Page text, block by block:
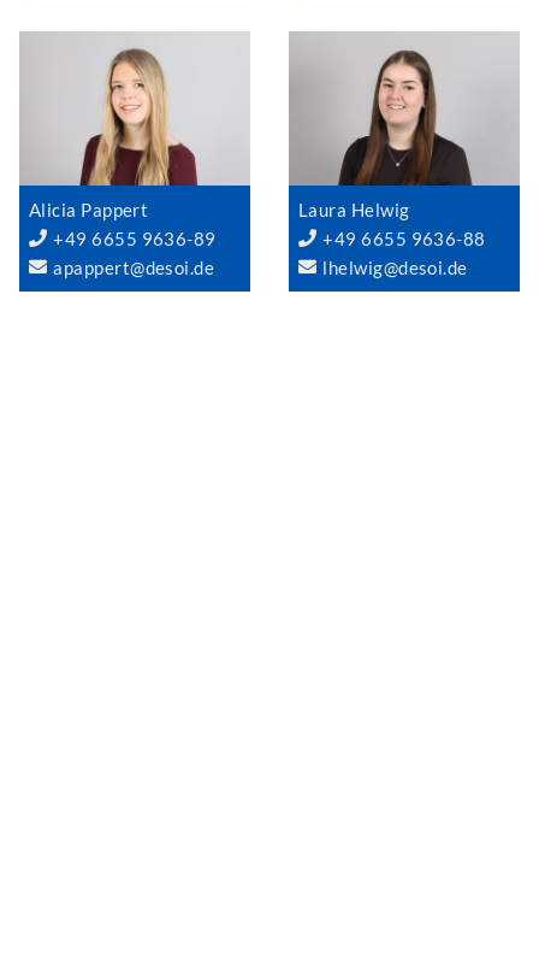
Alicia Pappert
+49 6655 9636-89
apappert@desoi.de
Laura Helwig
+49 6655 9636-88
lhelwig@desoi.de